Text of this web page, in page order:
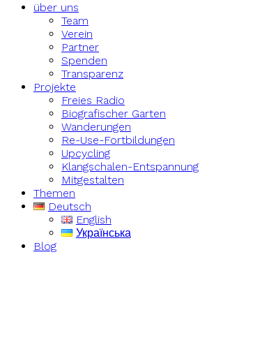
über uns
Team
Verein
Partner
Spenden
Transparenz
Projekte
Freies Radio
Biografischer Garten
Wanderungen
Re-Use-Fortbildungen
Upcycling
Klangschalen-Entspannung
Mitgestalten
Themen
Deutsch
English
Українська
Blog